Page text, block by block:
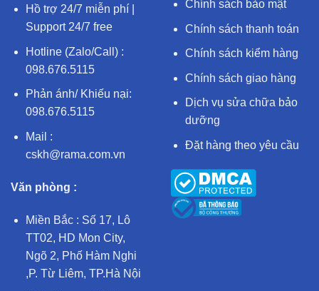
Hồ trợ 24/7 miễn phí |
Support 24/7 free
Hotline (Zalo/Call) :
098.676.5115
Phản ánh/ Khiếu nại:
098.676.5115
Mail :
cskh@rama.com.vn
Văn phòng :
Miền Bắc : Số 17, Lô
TT02, HD Mon City,
Ngõ 2, Phố Hàm Nghi
,P. Từ Liêm, TP.Hà Nội
Chính sách bảo mật
Chính sách thanh toán
Chính sách kiểm hàng
Chính sách giao hàng
Dịch vụ sửa chữa bảo
dưỡng
Đặt hàng theo yêu cầu